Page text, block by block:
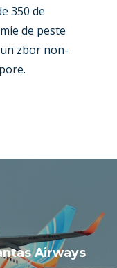
350 de
de peste
zbor non-
Airways